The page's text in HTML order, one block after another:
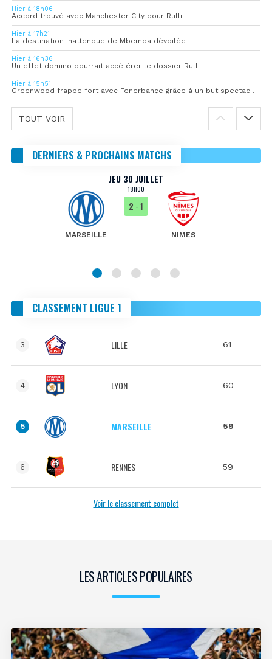
Hier à 18h06
Accord trouvé avec Manchester City pour Rulli
Hier à 17h21
La destination inattendue de Mbemba dévoilée
Hier à 16h36
Un effet domino pourrait accélérer le dossier Rulli
Hier à 15h51
Greenwood frappe fort avec Fenerbahçe grâce à un but spectaculaire
TOUT VOIR
DERNIERS & PROCHAINS MATCHS
JEU 30 JUILLET
18H00
MARSEILLE
2 - 1
NIMES
CLASSEMENT LIGUE 1
3 LILLE 61
4 LYON 60
5 MARSEILLE 59
6 RENNES 59
Voir le classement complet
LES ARTICLES POPULAIRES